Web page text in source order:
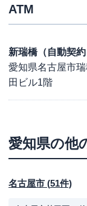
ATM
新瑞橋（自動契約
愛知県名古屋市
田ビル1階
愛知県の他
名古屋市 (51件)